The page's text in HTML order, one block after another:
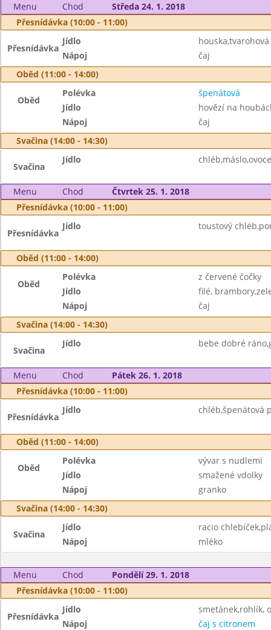
Menu
Chod
Středa 24. 1. 2018
Přesnídávka (10:00 - 11:00)
Přesnídávka
Jídlo
Nápoj
čaj
Oběd (11:00 - 14:00)
Oběd
Polévka
špenátová
Jídlo
hovězí na
Nápoj
čaj
Svačina (14:00 - 14:30)
Svačina
Jídlo
Menu Chod
Čtvrtek 25. 1. 2018
Přesnídávka (10:00 - 11:00)
Přesnídávka
Jídlo toustový
Oběd (11:00 - 14:00)
Oběd
Polévka
z červené čočky
Jídlo
filé,
Nápoj
čaj
Svačina (14:00 - 14:30)
Svačina
Jídlo bebe dobré
Menu Chod
Pátek 26. 1. 2018
Přesnídávka (10:00 - 11:00)
Přesnídávka
Jídlo chléb,špenátová
Oběd (11:00 - 14:00)
Oběd
Polévka
vývar s nudlemi
Jídlo
smažené vdolky
Nápoj
granko
Svačina (14:00 - 14:30)
Svačina
Jídlo
racio
Nápoj
mléko
Menu Chod
Pondělí 29. 1. 2018
Přesnídávka (10:00 - 11:00)
Přesnídávka
Jídlo
smetánek,rohlík,
Nápoj
čaj s citronem